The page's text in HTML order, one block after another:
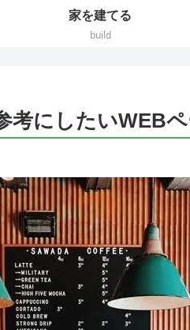
家を建てる
build
考にしたいWEB